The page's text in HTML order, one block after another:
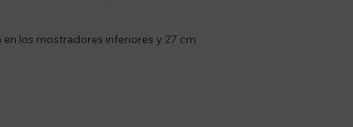
los mostradores inferiores y 27 cm